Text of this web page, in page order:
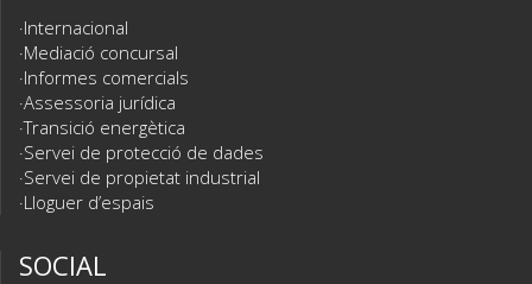
Internacional
Mediació concursal
Informes comercials
Assessoria jurídica
Transició energètica
Servei de protecció de dades
Servei de propietat industrial
Lloguer d’espais
SOCIAL